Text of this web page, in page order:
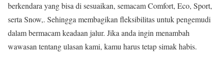
berkendara yang bisa di sesuaikan, semacam Comfort, Eco, Sport,
serta Snow,. Sehingga membagikan fleksibilitas untuk pengemudi
dalam bermacam keadaan jalur. Jika anda ingin menambah
wawasan tentang ulasan kami, kamu harus tetap simak habis.